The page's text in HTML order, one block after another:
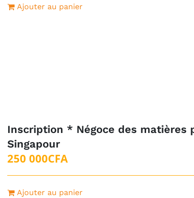
Ajouter au panier
Inscription * Négoce des matières
Singapour
250 000CFA
Ajouter au panier